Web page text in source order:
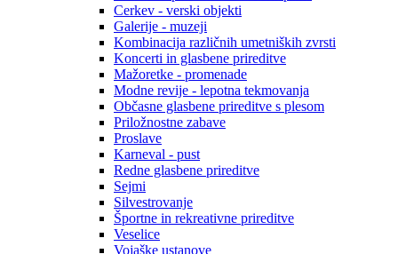
Cerkev - verski objekti
Galerije - muzeji
Kombinacija različnih umetniških zvrsti
Koncerti in glasbene prireditve
Mažoretke - promenade
Modne revije - lepotna tekmovanja
Občasne glasbene prireditve s plesom
Priložnostne zabave
Proslave
Karneval - pust
Redne glasbene prireditve
Sejmi
Silvestrovanje
Športne in rekreativne prireditve
Veselice
Vojaške ustanove